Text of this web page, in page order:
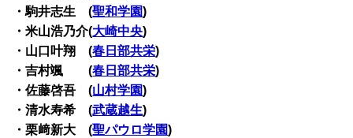
・駒井志生 (聖和学園)
・米山浩乃介(大崎中央)
・山口叶翔 (春日部共栄)
・吉村颯 (春日部共栄)
・佐藤啓吾 (山村学園)
・清水寿希 (武蔵越生)
・栗﨑新大 (聖パウロ学園)